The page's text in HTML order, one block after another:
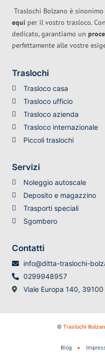
Traslochi Bolzano è
equi per il vostro trasloco.
dedicato, garantiamo un
perfettamente alle vostre
Traslochi
Trasloco casa
Trasloco ufficio
Trasloco azienda
Trasloco internazionale
Piccoli traslochi
Servizi
Noleggio autoscale
Deposito e magazzino
Trasporti speciali
Sgombero
Contatti
info@ditta-traslochi-
0299948957
Viale Europa 140,
© Traslochi
Blog